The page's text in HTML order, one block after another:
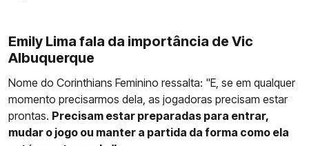
Emily Lima fala da importância de Vic
Albuquerque
Nome do Corinthians Feminino ressalta: "E, se em qualquer
momento precisarmos dela, as jogadoras precisam estar
prontas. Precisam estar preparadas para entrar,
mudar o jogo ou manter a partida da forma como ela